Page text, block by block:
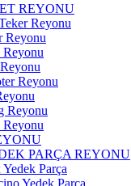
REYONU
Reyonu
Reyonu
Reyonu
Reyonu
PARÇA REYONU
Parça
Yedek Parça